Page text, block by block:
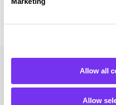
Allow all
Allow
Lue